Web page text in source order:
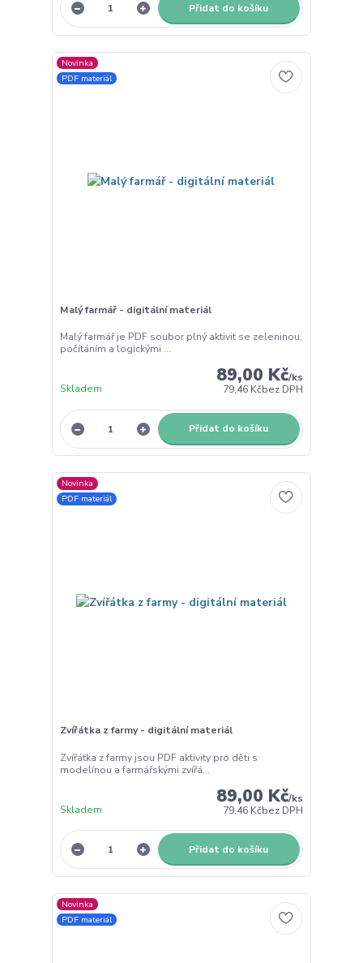
Přidat do košíku
Novinka
PDF materiál
Malý farmář - digitální materiál
Malý farmář je PDF soubor plný aktivit se zeleninou,
počítáním a logickými ...
89,00 Kč/ks
79,46 Kčbez DPH
Skladem
Přidat do košíku
Novinka
PDF materiál
Zvířátka z farmy - digitální materiál
Zvířátka z farmy jsou PDF aktivity pro děti s
modelínou a farmářskými zvířá...
89,00 Kč/ks
79,46 Kčbez DPH
Skladem
Přidat do košíku
Novinka
PDF materiál